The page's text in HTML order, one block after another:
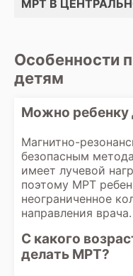
МРТ В
Особенности
детям
Можно ребенку
Магнитно-
безопасным
имеет лучевой
поэтому МРТ
неограниченное
направления врача.
С какого
делать МРТ?